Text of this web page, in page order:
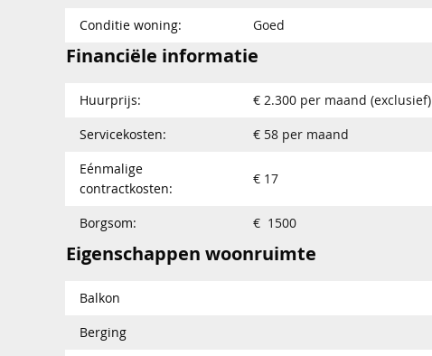
Conditie woning:
Goed
Financiële informatie
Huurprijs:
€ 2.300 per maand (exclusief)
Servicekosten:
€ 58 per maand
Eénmalige
contractkosten:
€ 17
Borgsom: € 1500
Eigenschappen woonruimte
Balkon
Berging